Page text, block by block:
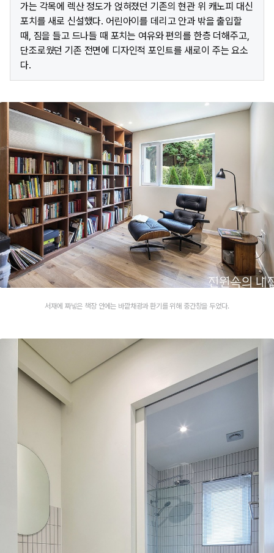
가는 각목에 렉산 정도가 얹혀졌던 기존의 현관 위 캐노피 대신
포치를 새로 신설했다. 어린아이를 데리고 안과 밖을 출입할
때, 짐을 들고 드나들 때 포치는 여유와 편의를 한층 더해주고,
단조로웠던 기존 전면에 디자인적 포인트를 새로이 주는 요소
다.
서재에 짜넣은 책장 안에는 바깥채광과 환기를 위해 중간창을 두었다.